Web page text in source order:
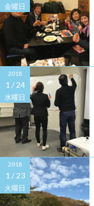
金曜日
2018
1 / 24
水曜日
2018
1 / 23
火曜日